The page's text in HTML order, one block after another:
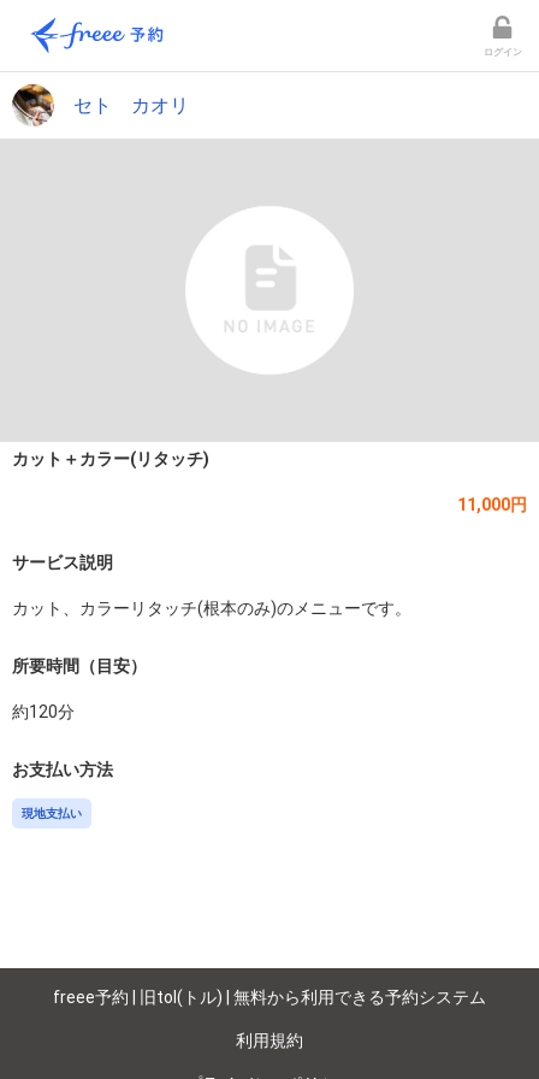
ログイン
セト カオリ
カット＋カラー(リタッチ)
11,000円
サービス説明
カット、カラーリタッチ(根本のみ)のメニューです。
所要時間（目安）
約120分
お支払い方法
現地支払い
freee予約 | 旧tol(トル) | 無料から利用できる予約システム
利用規約